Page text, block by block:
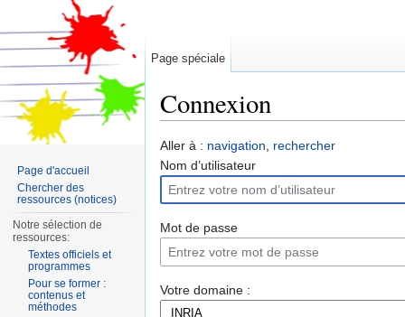
Connexion
Aller à : navigation, rechercher
Nom d’utilisateur
Mot de passe
Votre domaine :
Page spéciale
Page d'accueil
Chercher des
ressources (notices)
Notre sélection de
ressources:
Textes officiels et
programmes
Pour se former :
contenus et
méthodes